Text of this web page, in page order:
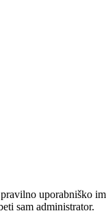
uporabniško
sam administrator.